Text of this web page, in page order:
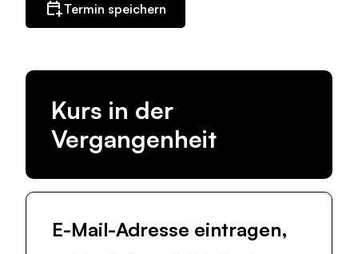
Termin speichern
Kurs in der
Vergangenheit
E-Mail-Adresse eintragen,